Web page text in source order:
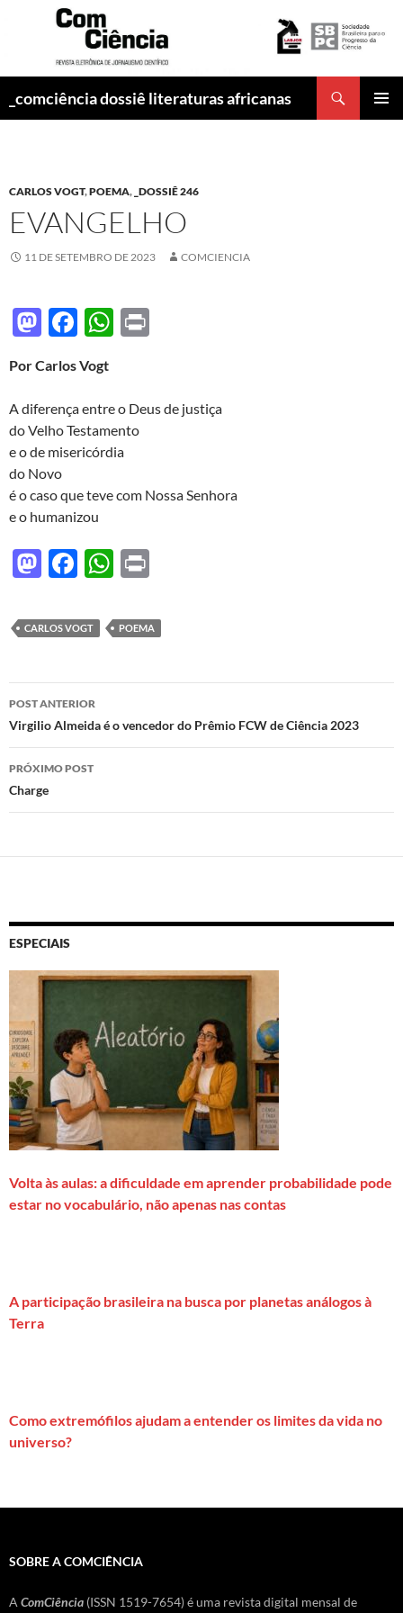
_comciência dossiê literaturas africanas
CARLOS VOGT,POEMA, _DOSSIÊ 246
EVANGELHO
11 DE SETEMBRO DE 2023 COMCIENCIA
M
to
d
o
n
F
e
b
o
o
k
W
s
A
p
p
Por Carlos Vogt
A diferença entre o Deus de justiça
do Velho Testamento
e o de misericórdia
do Novo
é o caso que teve com Nossa Senhora
e o humanizou
M
to
d
o
n
F
e
b
o
o
k
W
at
s
A
p
nt
CARLOS VOGT POEMA
Navegação
de
posts
POST ANTERIOR
Virgilio Almeida é o vencedor do Prêmio FCW de Ciência 2023
PRÓXIMO POST
Charge
ESPECIAIS
Volta às aulas: a dificuldade em aprender probabilidade pode
estar no vocabulário, não apenas nas contas
A participação brasileira na busca por planetas análogos à
Terra
Como extremófilos ajudam a entender os limites da vida no
universo?
SOBRE A COMCIÊNCIA
A ComCiência (ISSN 1519-7654) é uma revista digital mensal de